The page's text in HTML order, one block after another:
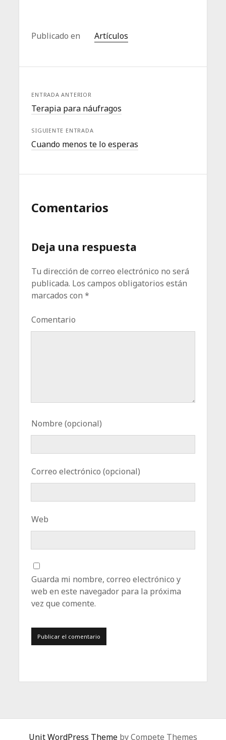
Publicado en Artículos
ENTRADA ANTERIOR
Terapia para náufragos
SIGUIENTE ENTRADA
Cuando menos te lo esperas
Comentarios
Deja una respuesta
Tu dirección de correo electrónico no será
publicada. Los campos obligatorios están
marcados con*
Comentario
Nombre (opcional)
Correo electrónico (opcional)
Web
Guarda mi nombre, correo electrónico y
web en este navegador para la próxima
vez que comente.
Unit WordPress Theme by Compete Themes